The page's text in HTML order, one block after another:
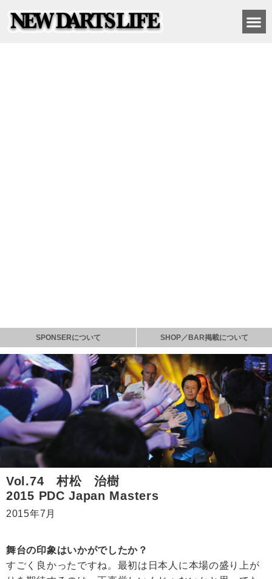
SPONSERについて SHOP／BAR掲載について
Vol.74 村松 治樹
2015 PDC Japan Masters
2015年7月
舞台の印象はいかがでしたか？
すごく良かったですね。最初は日本人に本場の盛り上が